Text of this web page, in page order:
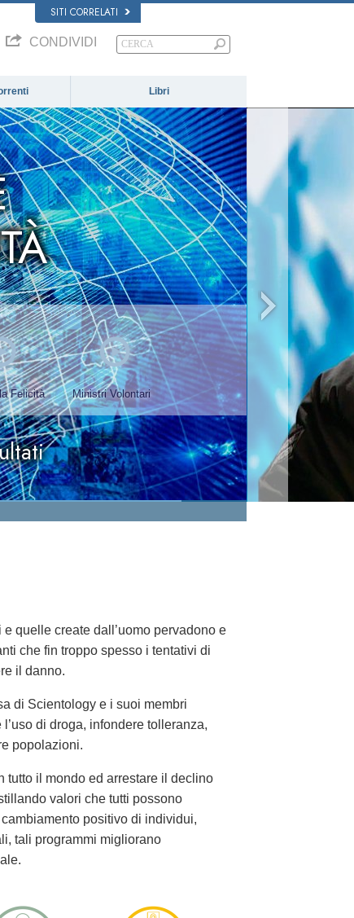
SITI CORRELATI
CONDIVIDI
Libri
Mangere Maori Wardens
Association
Guarda i video
quelle create dall’uomo pervadono e
che fin troppo spesso i tentativi di
il danno.
di Scientology e i suoi membri
di droga, infondere tolleranza,
popolazioni.
tutto il mondo ed arrestare il declino
valori che tutti possono
positivo di individui,
tali programmi migliorano